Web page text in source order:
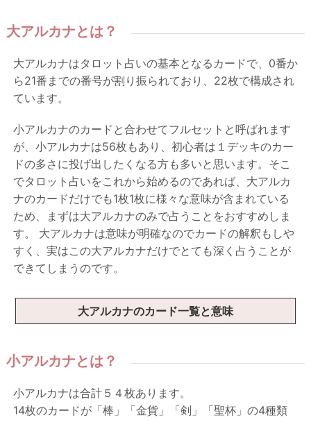
大アルカナとは？
大アルカナはタロット占いの基本となるカードで、0番か
ら21番までの番号が割り振られており、22枚で構成され
ています。
小アルカナのカードと合わせてフルセットと呼ばれます
が、小アルカナは56枚もあり、初心者は１デッキのカー
ドの多さに投げ出したくなる方も多いと思います。そこ
でタロット占いをこれから始めるのであれば、大アルカ
ナのカードだけでも1枚1枚に様々な意味が含まれている
ため、まずは大アルカナのみで占うことをおすすめしま
す。 大アルカナは意味が明確なのでカードの解釈もしや
すく、実はこの大アルカナだけでとても深く占うことが
できてしまうのです。
大アルカナのカード一覧と意味
小アルカナとは？
小アルカナは合計５４枚あります。
14枚のカードが「棒」「金貨」「剣」「聖杯」の4種類